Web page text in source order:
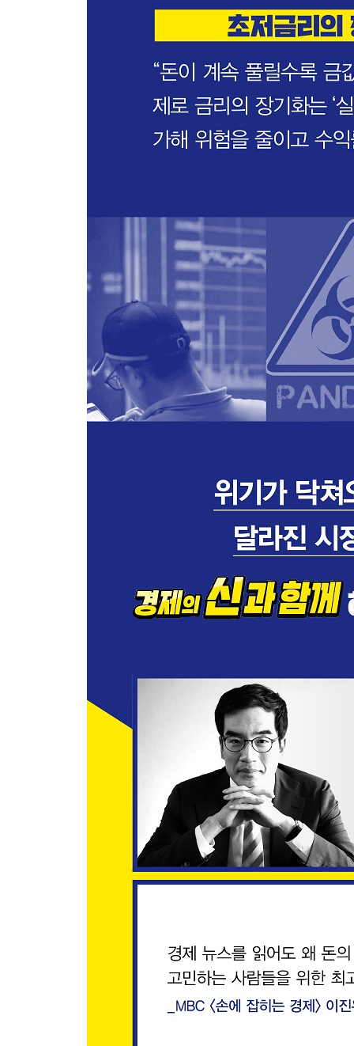
-저금리 기조와 과도한 부채가 가져올 결과
-부채 해결의 세 가지 방법
-부채를 녹여버리는 인플레이션의 마법
-초저금리의 장기화와 금 투자의 매력
PART 4 최종 정리 편
위기에 강한 자산에 투자하라
-미국의 차별적 성장과 전 세계적 경기 둔화
-한계에 부딪힌 성장이 가져올 시나리오
-나쁜 인플레이션이 가져올 시나리오
글로벌 경제 성장 시나리오
-무역 전쟁의 해소가 가져올 시나리오
-다변화된 시장의 투자 포트폴리오
에필로그_ 두 가지 질문
참고 자료